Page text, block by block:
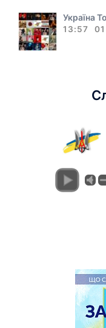
Україна
13:57